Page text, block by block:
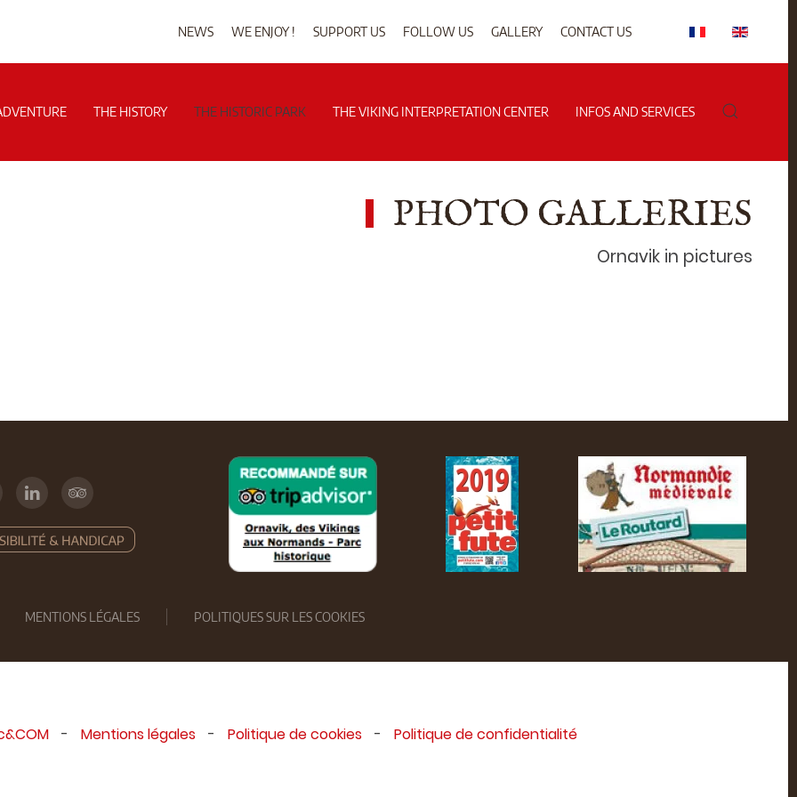
NEWS WE ENJOY ! SUPPORT US FOLLOW US GALLERY CONTACT US
THE HISTORY THE HISTORIC PARK THE VIKING INTERPRETATION CENTER INFOS AND SERVICES
PHOTO GALLERIES
Ornavik in pictures
MENTIONS LÉGALES POLITIQUES SUR LES COOKIES
- Mentions légales - Politique de cookies - Politique de confidentialité